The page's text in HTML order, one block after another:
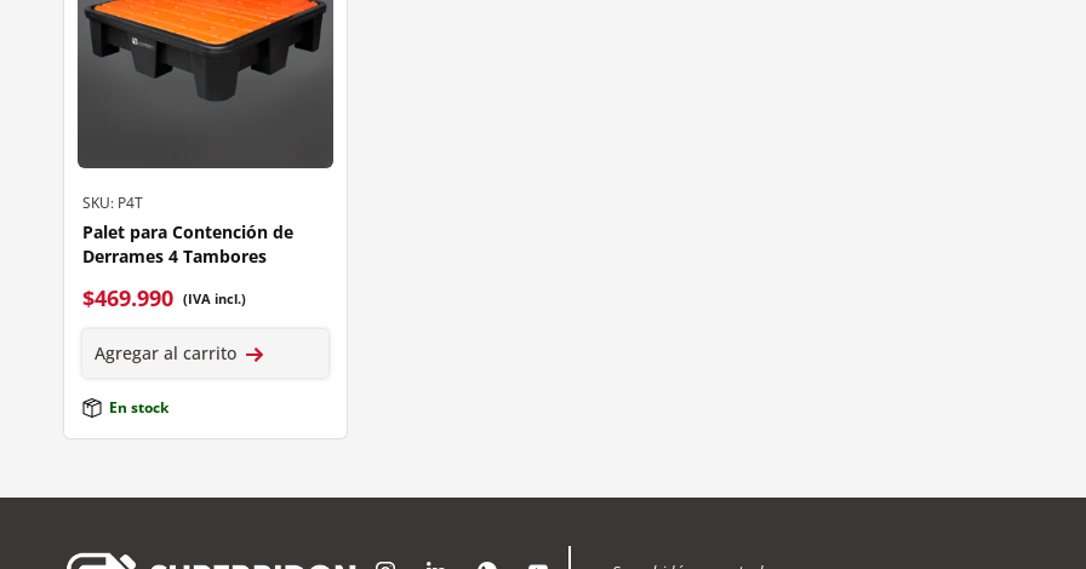
SKU: P4T
Palet para Contención de
Derrames 4 Tambores
$469.990 (IVA incl.)
Agregar al carrito
En stock